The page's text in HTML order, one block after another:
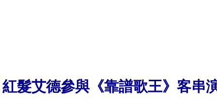
紅髮艾德參與《靠譜歌王》客串